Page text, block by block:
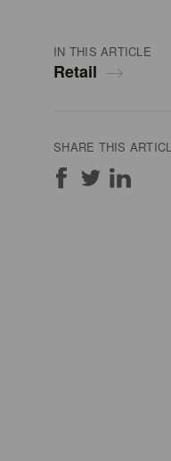
IN THIS ARTICLE
Retail
SHARE THIS